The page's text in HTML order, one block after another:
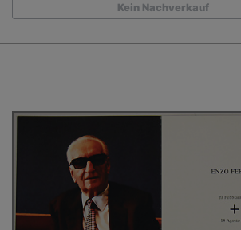
Kein Nachverkauf